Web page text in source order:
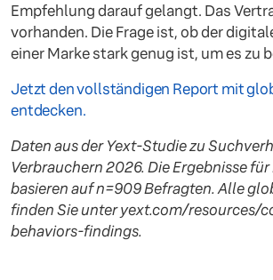
Empfehlung darauf gelangt. Das
vorhanden. Die Frage ist, ob der
einer Marke stark genug ist, um es zu
Jetzt den vollständigen Report mit
entdecken.
Daten aus der Yext-Studie zu
Verbrauchern 2026. Die Ergebnisse
basieren auf n=909 Befragten. Alle
finden Sie unter yext.com/resources/
behaviors-findings.